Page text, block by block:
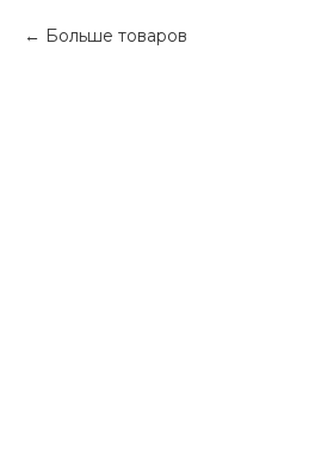
Больше товаров